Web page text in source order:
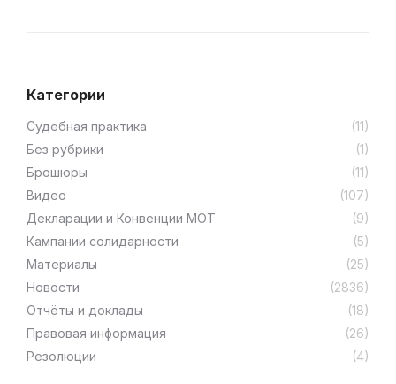
Категории
Cудебная практика
(11)
Без рубрики
(1)
Брошюры
(11)
Видео
(107)
Декларации и Конвенции МОТ
(9)
Кампании солидарности
(5)
Материалы
(25)
Новости
(2836)
Отчёты и доклады
(18)
Правовая информация
(26)
Резолюции
(4)